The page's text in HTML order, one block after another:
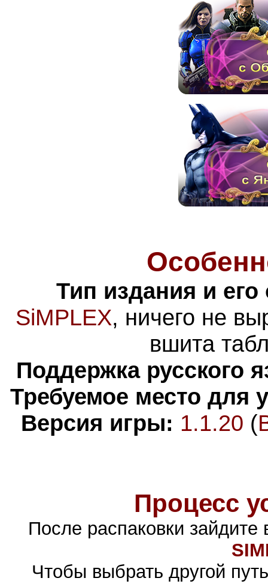
Тип издания и его
SiMPLEX, ничего не
вшита
Поддержка русского
Требуемое место для
Версия игры: 1.1.20 (
Процесс
После распаковки зайдите
Чтобы выбрать другой